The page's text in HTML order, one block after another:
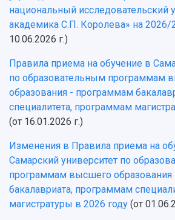
Институты и факультеты
Кафедры
Научные подразделения
Отделы и службы
Общественные организации
Институт искусственного
Инжиниринговый центр
Аграрный карбоновый
Фирменный стиль
Устойчивое развитие
Кампус
Просветительский проект
Тестирование иностранных
знание русского языка,
основ законодательства РФ
Платные образовательные
Скидки на обучение
Подготовительные курсы
Библиотека
Видеолекции
Противодействие COVID-19
исследовательской
Материальная база
Подразделения научного
Организационные документы
Результаты научно-
деятельности
Научно-технические
Конкурсы научных проектов и
Областной конкурс "Молодой
Отчеты о научно-
деятельности
Журналы Самарского
Научные конференции
национальный исследовательский
академика С.П. Королева» на 2026/
10.06.2026 г.)
Правила приема на обучение в
по образовательным программам
образования - программам
специалитета, программам
(от 16.01.2026 г.)
Изменения в Правила приема на
Самарский университет по
программам высшего
бакалавриата, программам
магистратуры в 2026 году (от